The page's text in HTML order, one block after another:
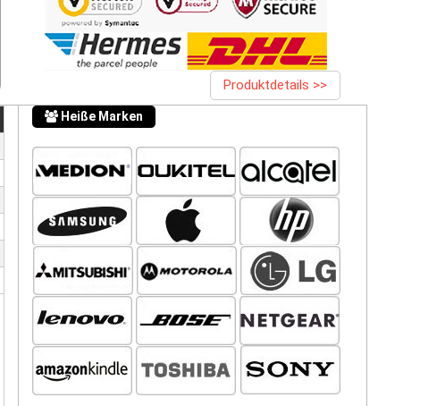
Produktdetails >>
Heiße Marken